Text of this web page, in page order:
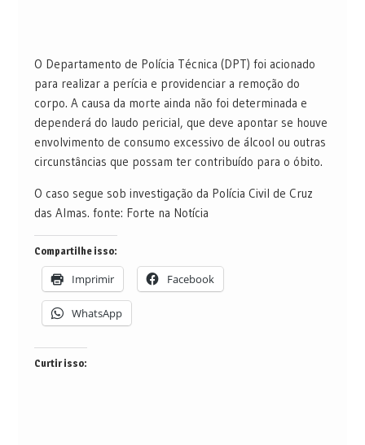
O Departamento de Polícia Técnica (DPT) foi acionado
para realizar a perícia e providenciar a remoção do
corpo. A causa da morte ainda não foi determinada e
dependerá do laudo pericial, que deve apontar se houve
envolvimento de consumo excessivo de álcool ou outras
circunstâncias que possam ter contribuído para o óbito.
O caso segue sob investigação da Polícia Civil de Cruz
das Almas. fonte: Forte na Notícia
Compartilhe isso:
Imprimir Facebook
WhatsApp
Curtir isso: